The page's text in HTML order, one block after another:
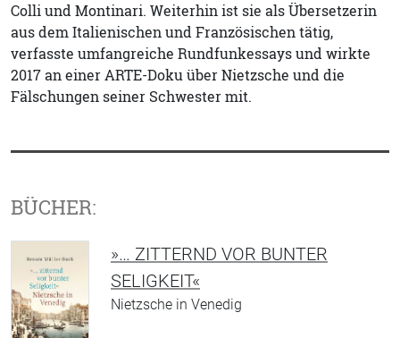
Colli und Montinari. Weiterhin ist sie als Übersetzerin
aus dem Italienischen und Französischen tätig,
verfasste umfangreiche Rundfunkessays und wirkte
2017 an einer ARTE-Doku über Nietzsche und die
Fälschungen seiner Schwester mit.
BÜCHER:
»… ZITTERND VOR BUNTER
SELIGKEIT«
Nietzsche in Venedig